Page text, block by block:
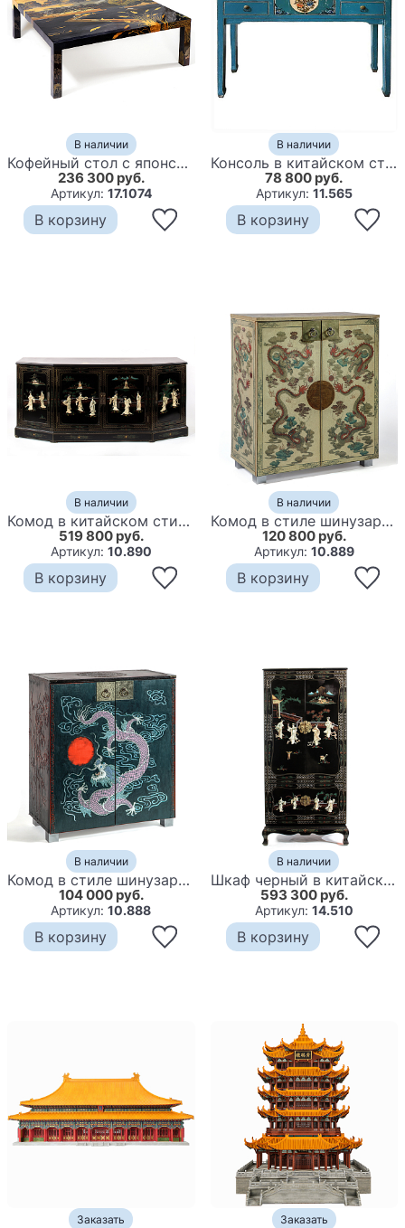
В наличии
Кофейный стол с японским пейзажем Bohemia coffee table
236 300 руб.
Артикул: 17.1074
В корзину
В наличии
Консоль в китайском стиле с 4-мя ящиками Chinese Elm Console Table
78 800 руб.
Артикул: 11.565
В корзину
В наличии
Комод в китайском стиле Chinese Black Chest of Drawers Нидерланды
519 800 руб.
Артикул: 10.890
В корзину
В наличии
Комод в стиле шинузари с росписью Chinese Eastern Dragon
120 800 руб.
Артикул: 10.889
В корзину
В наличии
Комод в стиле шинузари Chest Chinese Dragon
104 000 руб.
Артикул:10.888
В корзину
В наличии
Шкаф черный в китайском стиле Chinese Cabinet Black
593 300 руб.
Артикул: 14.510
В корзину
Заказать Заказать